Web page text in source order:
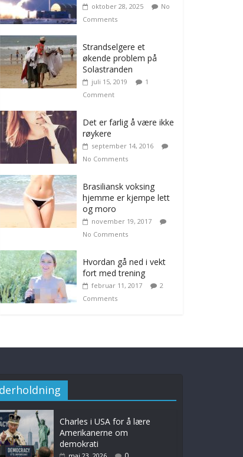
oktober 28, 2025
No
Comments
Strandselgere et
økende problem på
Solastranden
juli 15, 2019
1
Comment
Det er farlig å være ikke
røykere
september 14, 2016
No Comments
Brasiliansk voksing
hjemme er kjempe lett
og moro
november 19, 2017
No Comments
Hvordan gå ned i vekt
fort med trening
februar 11, 2017
2
Comments
Charles i USA for å lære
Amerikanerne om
demokrati